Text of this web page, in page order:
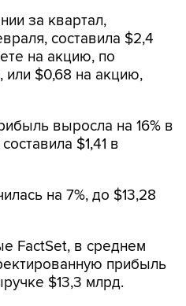
за квартал,
составила $2,4
на акцию, по
или $0,68 на акцию,
выросла на 16% в
$1,41 в
на 7%, до $13,28
FactSet, в среднем
прибыль
$13,3 млрд.